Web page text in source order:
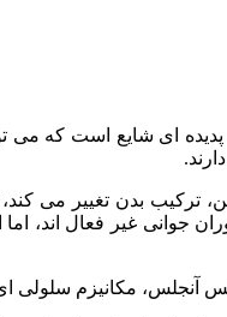
ای شایع است که می‌
ترکیب بدن تغییر می‌
جوانی غیر فعال‌ اند،
لس‌ آنجلس، مکانیزم